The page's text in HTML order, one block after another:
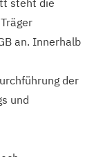
an. Innerhalb
der
und